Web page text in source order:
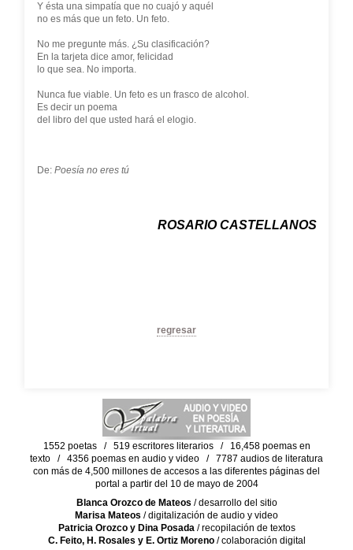
Y ésta una simpatía que no cuajó y aquél
no es más que un feto. Un feto.
No me pregunte más. ¿Su clasificación?
En la tarjeta dice amor, felicidad
lo que sea. No importa.
Nunca fue viable. Un feto es un frasco de alcohol.
Es decir un poema
del libro del que usted hará el elogio.
De: Poesía no eres tú
ROSARIO CASTELLANOS
regresar
1552 poetas / 519 escritores literarios / 16,458 poemas en
texto / 4356 poemas en audio y video / 7787 audios de literatura
con más de 4,500 millones de accesos a las diferentes páginas del
portal a partir del 10 de mayo de 2004
Blanca Orozco de Mateos / desarrollo del sitio
Marisa Mateos / digitalización de audio y video
Patricia Orozco y Dina Posada/ recopilación de textos
C. Feito, H. Rosales y E. Ortiz Moreno/ colaboración digital